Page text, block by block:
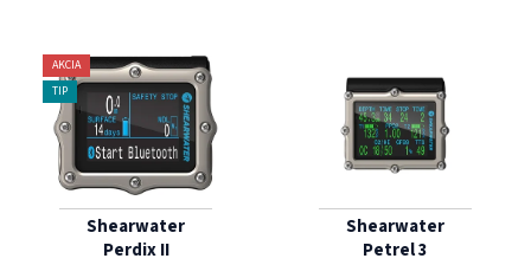
AKCIA
TIP
Shearwater
Perdix II
Shearwater
Petrel 3